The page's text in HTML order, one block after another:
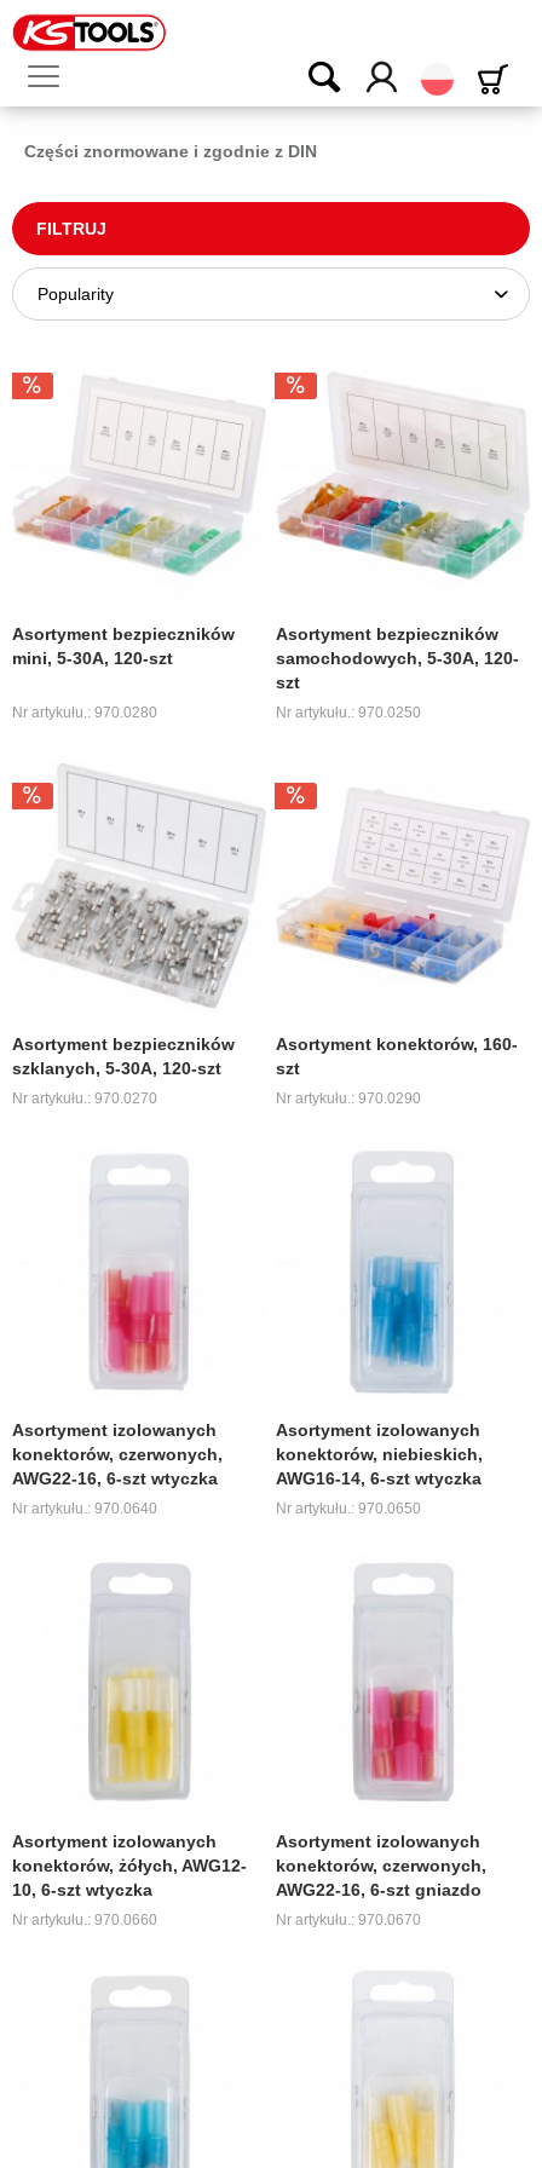
Polski
Części znormowane i zgodnie z DIN
FILTRUJ
Asortyment bezpieczników
mini, 5-30A, 120-szt
Nr artykułu.: 970.0280
Asortyment bezpieczników
samochodowych, 5-30A, 120-
szt
Nr artykułu.: 970.0250
Asortyment bezpieczników
szklanych, 5-30A, 120-szt
Nr artykułu.: 970.0270
Asortyment konektorów, 160-
szt
Nr artykułu.: 970.0290
Asortyment izolowanych
konektorów, czerwonych,
AWG22-16, 6-szt wtyczka
Nr artykułu.: 970.0640
Asortyment izolowanych
konektorów, niebieskich,
AWG16-14, 6-szt wtyczka
Nr artykułu.: 970.0650
Asortyment izolowanych
konektorów, żółych, AWG12-
10, 6-szt wtyczka
Nr artykułu.: 970.0660
Asortyment izolowanych
konektorów, czerwonych,
AWG22-16, 6-szt gniazdo
Nr artykułu.: 970.0670